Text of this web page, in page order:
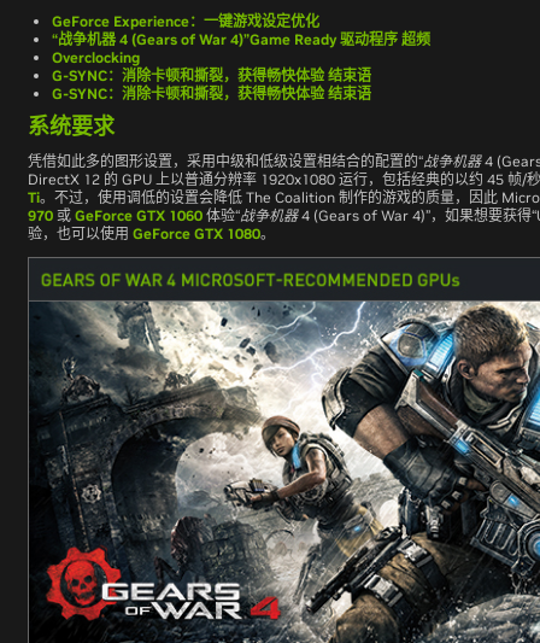
GeForce Experience：一键游戏设定优化
“战争机器 4 (Gears of War 4)”Game Ready 驱动程序 超频
Overclocking
G-SYNC：消除卡顿和撕裂，获得畅快体验 结束语
G-SYNC：消除卡顿和撕裂，获得畅快体验 结束语
系统要求
凭借如此多的图形设置，采用中级和低级设置相结合的配置的“战争机器4
DirectX 12 的 GPU 上以普通分辨率 1920x1080 运行，包括经典的以约 45 帧/
Ti。不过，使用调低的设置会降低 The Coalition 制作的游戏的质量，因此
970 或 GeForce GTX 1060 体验“战争机器4 (Gears of War 4)”，如果想要获得
验，也可以使用 GeForce GTX 1080。